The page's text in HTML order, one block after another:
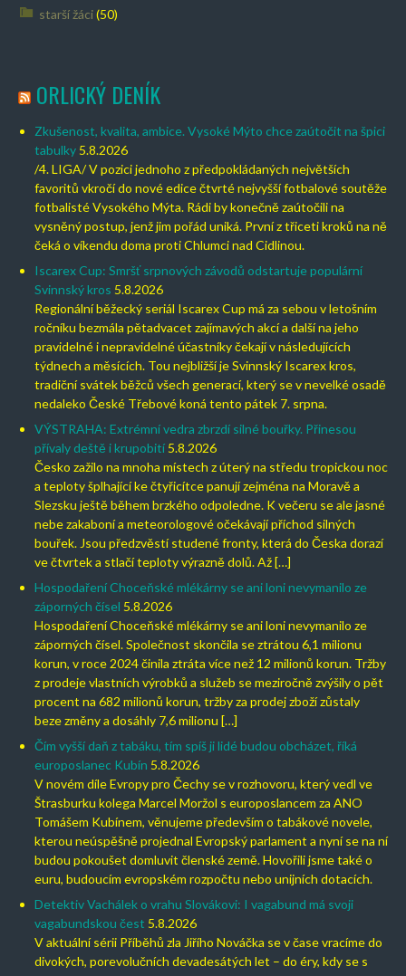
starší žáci(50)
ORLICKÝ DENÍK
Zkušenost, kvalita, ambice. Vysoké Mýto chce zaútočit na špici
tabulky 5.8.2026
/4. LIGA/ V pozici jednoho z předpokládaných největších
favoritů vkročí do nové edice čtvrté nejvyšší fotbalové soutěže
fotbalisté Vysokého Mýta. Rádi by konečně zaútočili na
vysněný postup, jenž jim pořád uniká. První z třiceti kroků na ně
čeká o víkendu doma proti Chlumci nad Cidlinou.
Iscarex Cup: Smršť srpnových závodů odstartuje populární
Svinnský kros 5.8.2026
Regionální běžecký seriál Iscarex Cup má za sebou v letošním
ročníku bezmála pětadvacet zajímavých akcí a další na jeho
pravidelné i nepravidelné účastníky čekají v následujících
týdnech a měsících. Tou nejbližší je Svinnský Iscarex kros,
tradiční svátek běžců všech generací, který se v nevelké osadě
nedaleko České Třebové koná tento pátek 7. srpna.
VÝSTRAHA: Extrémní vedra zbrzdí silné bouřky. Přinesou
přívaly deště i krupobití 5.8.2026
Česko zažilo na mnoha místech z úterý na středu tropickou noc
a teploty šplhající ke čtyřicítce panují zejména na Moravě a
Slezsku ještě během brzkého odpoledne. K večeru se ale jasné
nebe zakaboní a meteorologové očekávají příchod silných
bouřek. Jsou předzvěstí studené fronty, která do Česka dorazí
ve čtvrtek a stlačí teploty výrazně dolů. Až […]
Hospodaření Choceňské mlékárny se ani loni nevymanilo ze
záporných čísel 5.8.2026
Hospodaření Choceňské mlékárny se ani loni nevymanilo ze
záporných čísel. Společnost skončila se ztrátou 6,1 milionu
korun, v roce 2024 činila ztráta více než 12 milionů korun. Tržby
z prodeje vlastních výrobků a služeb se meziročně zvýšily o pět
procent na 682 milionů korun, tržby za prodej zboží zůstaly
beze změny a dosáhly 7,6 milionu […]
Čím vyšší daň z tabáku, tím spíš ji lidé budou obcházet, říká
europoslanec Kubín 5.8.2026
V novém díle Evropy pro Čechy se v rozhovoru, který vedl ve
Štrasburku kolega Marcel Moržol s europoslancem za ANO
Tomášem Kubínem, věnujeme především o tabákové novele,
kterou neúspěšně projednal Evropský parlament a nyní se na ní
budou pokoušet domluvit členské země. Hovořili jsme také o
euru, budoucím evropském rozpočtu nebo unijních dotacích.
Detektiv Vachálek o vrahu Slovákovi: I vagabund má svoji
vagabundskou čest 5.8.2026
V aktuální sérii Příběhů zla Jiřího Nováčka se v čase vracíme do
divokých, porevolučních devadesátých let – do éry, kdy se s